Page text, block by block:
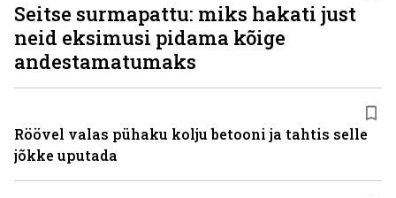
Seitse surmapattu: miks hakati just
neid eksimusi pidama kõige
andestamatumaks
Röövel valas pühaku kolju betooni ja tahtis selle
jõkke uputada